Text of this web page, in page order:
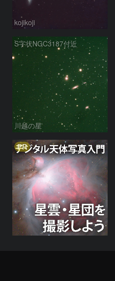
kojikoji
S字状NGC3187付近
川越の星
PR